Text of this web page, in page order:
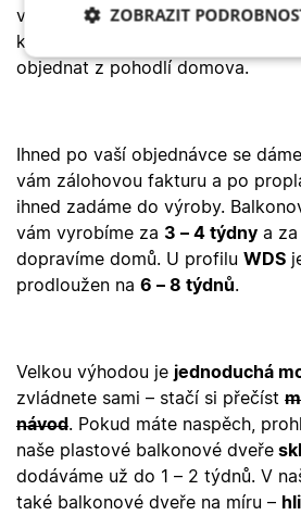
vlastnosti v online konfigurátoru a
kolik vás balkonové dveře vyjdou
objednat z pohodlí domova.
Ihned po vaší objednávce se
vám zálohovou fakturu a po
ihned zadáme do výroby.
vám vyrobíme za 3 – 4 týdny a za
dopravíme domů. U profilu WDS
prodloužen na 6 – 8 týdnů.
Velkou výhodou je jednoduchá
zvládnete sami – stačí si přečíst
návod. Pokud máte naspěch,
naše plastové balkonové dveře
dodáváme už do 1 – 2 týdnů. V
také balkonové dveře na míru –
ZOBRAZIT
Nezbytně nutné
cookies
Marketingové
cookies
Marketingové cookies
Nezbytně nutné soubory cookie
funkce webových stránek, jako je
uživatele a správa účtu. Webové
nezbytně nutných souborů cookie
Název
Doména